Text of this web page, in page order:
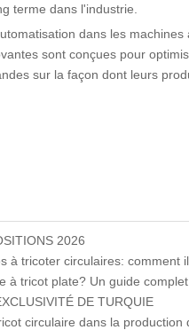
terme dans l'industrie.
dans les
sont conçues pour
sur la façon dont leurs
2026
à tricoter circulaires: comment
à tricot plate? Un guide
DE TURQUIE
circulaire dans la production